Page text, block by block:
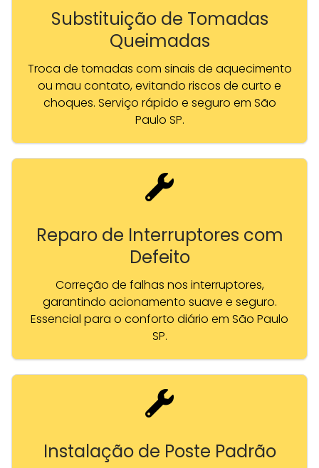
Substituição de Tomadas
Queimadas
Troca de tomadas com sinais de aquecimento
ou mau contato, evitando riscos de curto e
choques. Serviço rápido e seguro em São
Paulo SP.
Reparo de Interruptores com
Defeito
Correção de falhas nos interruptores,
garantindo acionamento suave e seguro.
Essencial para o conforto diário em São Paulo
SP.
Instalação de Poste Padrão